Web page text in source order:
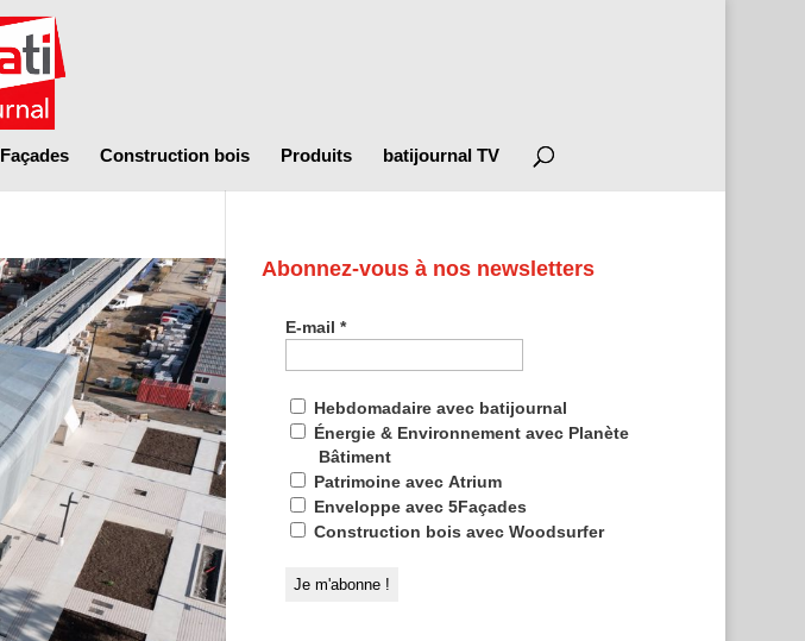
Façades Construction bois Produits batijournal TV
Abonnez-vous à nos newsletters
E-mail*
Hebdomadaire avec batijournal
Énergie & Environnement avec Planète
Bâtiment
Patrimoine avec Atrium
Enveloppe avec 5Façades
Construction bois avec Woodsurfer